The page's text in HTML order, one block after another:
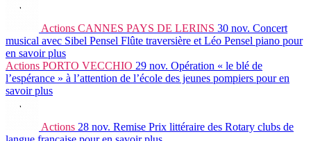
Actions CANNES PAYS DE LERINS 30 nov. Concert
musical avec Sibel Pensel Flûte traversière et Léo Pensel piano pour
en savoir plus
Actions PORTO VECCHIO 29 nov. Opération « le blé de
l’espérance » à l’attention de l’école des jeunes pompiers pour en
savoir plus
Actions 28 nov. Remise Prix littéraire des Rotary clubs de